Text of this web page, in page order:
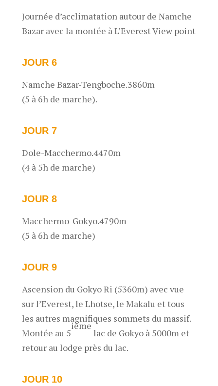
Journée d’acclimatation autour de Namche
Bazar avec la montée à L’Everest View point
JOUR 6
Namche Bazar-Tengboche.3860m
(5 à 6h de marche).
JOUR 7
Dole-Macchermo.4470m
(4 à 5h de marche)
JOUR 8
Macchermo-Gokyo.4790m
(5 à 6h de marche)
JOUR 9
Ascension du Gokyo Ri (5360m) avec vue
sur l’Everest, le Lhotse, le Makalu et tous
les autres magnifiques sommets du massif.
Montée au 5
ième
lac de Gokyo à 5000m et
retour au lodge près du lac.
JOUR 10